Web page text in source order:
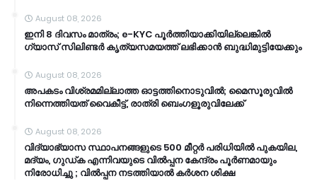
August 08, 2026
ഇനി 8 ദിവസം മാത്രം; e-KYC പൂര്‍ത്തിയാക്കിയില്ലെങ്കില്‍
ഗ്യാസ് സിലിണ്ടര്‍ കൃത്യസമയത്ത് ലഭിക്കാന്‍ ബുദ്ധിമുട്ടിയേക്കും
August 08, 2026
അപകടം വിശ്രമമില്ലാത്ത ഓട്ടത്തിനൊടുവിൽ; മൈസൂരുവിൽ
നിന്നെത്തിയത് വൈകീട്ട്, രാത്രി ബെംഗളൂരുവിലേക്ക്
August 08, 2026
വിദ്യാഭ്യാസ സ്ഥാപനങ്ങളുടെ 500 മീറ്റർ പരിധിയിൽ പുകയില,
മദ്യം, ഗുഡ്ക എന്നിവയുടെ വിൽപ്പന കേന്ദ്രം പൂർണമായും
നിരോധിച്ചു ; വിൽപ്പന നടത്തിയാൽ കർശന ശിക്ഷ